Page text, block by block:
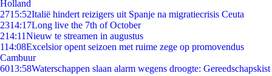
Holland
2715:52Italië hindert reizigers uit Spanje na migratiecrisis Ceuta
2314:17Long live the 7th of October
214:11Nieuw te streamen in augustus
114:08Excelsior opent seizoen met ruime zege op promovendus
Cambuur
6013:58Waterschappen slaan alarm wegens droogte: Gereedschapskist